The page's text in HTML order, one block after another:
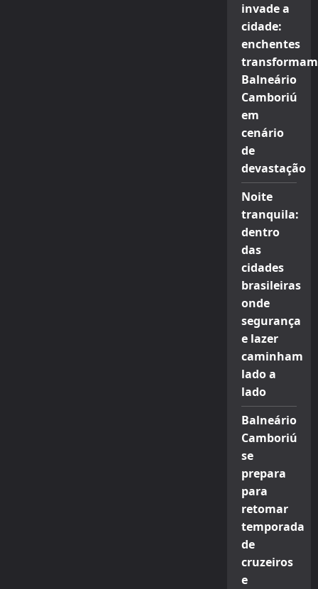
invade a
cidade:
enchentes
transformam
Balneário
Camboriú
em
cenário
de
devastação
Noite
tranquila:
dentro
das
cidades
brasileiras
onde
segurança
e lazer
caminham
lado a
lado
Balneário
Camboriú
se
prepara
para
retomar
temporada
de
cruzeiros
e